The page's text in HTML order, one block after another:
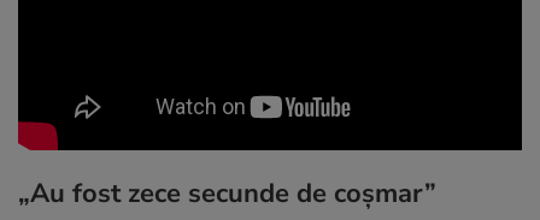
„Au fost zece secunde de coșmar”